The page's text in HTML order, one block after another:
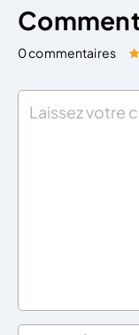
0 commentaires